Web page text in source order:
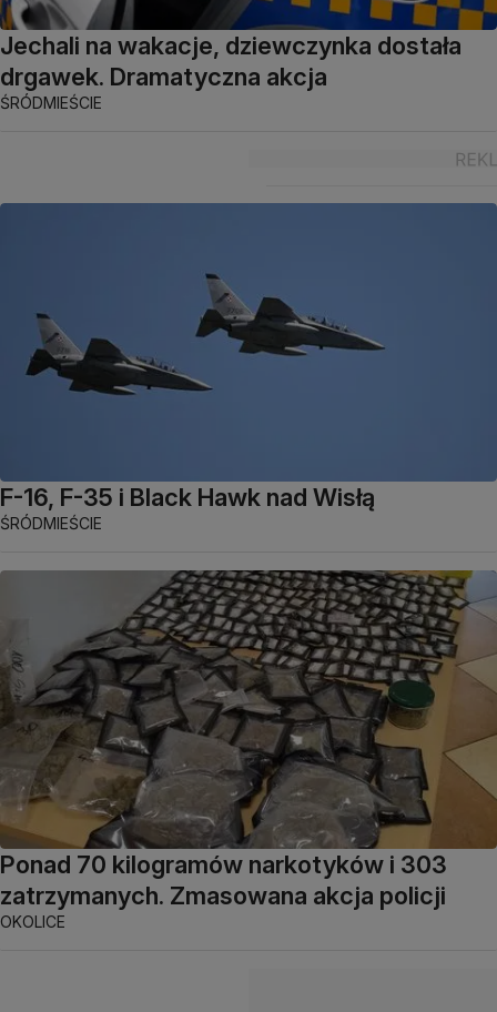
Jechali na wakacje, dziewczynka dostała
drgawek. Dramatyczna akcja
ŚRÓDMIEŚCIE
F-16, F-35 i Black Hawk nad Wisłą
ŚRÓDMIEŚCIE
Ponad 70 kilogramów narkotyków i 303
zatrzymanych. Zmasowana akcja policji
OKOLICE